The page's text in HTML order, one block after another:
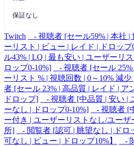
保証なし
Twitch
- 視聴者 [セール59% | 本社 |
ーリスト | ビュー | レイド | ドロップ
ル43% | LQ | 最も安い | ユーザーリ
ロップ0-10%]
- 視聴者 [セール
ーリスト % | 視聴回数 | 0～10% 減
者 [セール 23% | 高品質 | レイド | ア
ドロップ]
- 視聴者 [中品質 | 安い |
ーなし | ドロップ0-10%]
- 視聴者 [
ー付き | ユーザーリストなし/ユーザ
所]
- 閲覧者 [認可 | 眺望なし | ドロ
可なし | ビュー | ドロップ10%】
-